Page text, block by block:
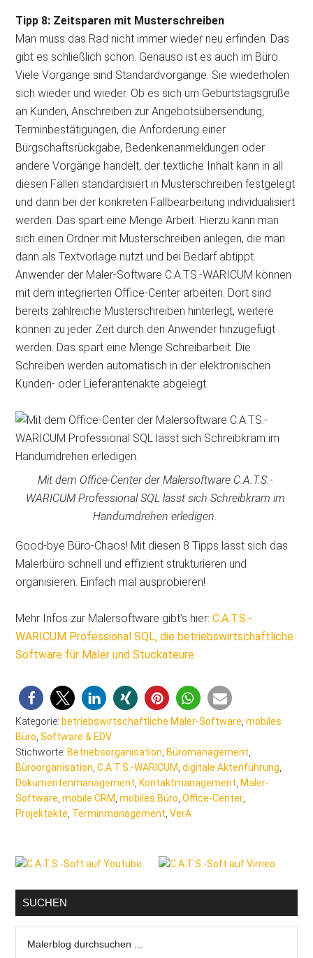
Tipp 8: Zeitsparen mit Musterschreiben
Man muss das Rad nicht immer wieder neu erfinden. Das
gibt es schließlich schon. Genauso ist es auch im Büro.
Viele Vorgänge sind Standardvorgänge. Sie wiederholen
sich wieder und wieder. Ob es sich um Geburtstagsgrüße
an Kunden, Anschreiben zur Angebotsübersendung,
Terminbestätigungen, die Anforderung einer
Bürgschaftsrückgabe, Bedenkenanmeldungen oder
andere Vorgänge handelt, der textliche Inhalt kann in all
diesen Fällen standardisiert in Musterschreiben festgelegt
und dann bei der konkreten Fallbearbeitung individualisiert
werden. Das spart eine Menge Arbeit. Hierzu kann man
sich einen Ordner mit Musterschreiben anlegen, die man
dann als Textvorlage nutzt und bei Bedarf abtippt.
Anwender der Maler-Software C.A.T.S.-WARICUM können
mit dem integrierten Office-Center arbeiten. Dort sind
bereits zahlreiche Musterschreiben hinterlegt, weitere
können zu jeder Zeit durch den Anwender hinzugefügt
werden. Das spart eine Menge Schreibarbeit. Die
Schreiben werden automatisch in der elektronischen
Kunden- oder Lieferantenakte abgelegt.
Mit dem Office-Center der Malersoftware C.A.T.S.-
WARICUM Professional SQL lässt sich Schreibkram im
Handumdrehen erledigen.
Good-bye Büro-Chaos! Mit diesen 8 Tipps lässt sich das
Malerbüro schnell und effizient strukturieren und
organisieren. Einfach mal ausprobieren!
Mehr Infos zur Malersoftware gibt’s hier:C.A.T.S.-
WARICUM Professional SQL, die betriebswirtschaftliche
Software für Maler und Stuckateure
Kategorie: betriebswirtschaftliche Maler-Software ,mobiles
Büro ,Software & EDV
Stichworte: Betriebsorganisation Büromanagement
Büroorganisation ,C.A.T.S.-WARICUM ,digitale Aktenführung
Dokumentenmanagement Kontaktmanagement Maler-
Software ,mobile CRM ,mobiles Büro ,Office-Center
Projektakte Terminmanagement ,VerA
Seitenspalte
SUCHEN
durchsuchen